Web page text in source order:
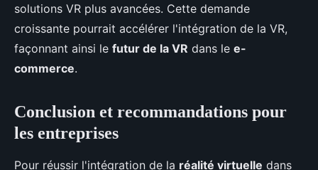
solutions VR plus avancées. Cette demande
croissante pourrait accélérer l'intégration de la VR,
façonnant ainsi le futur de la VR dans le e-
commerce.
Conclusion et recommandations pour
les entreprises
Pour réussir l'intégration de la réalité virtuelle dans